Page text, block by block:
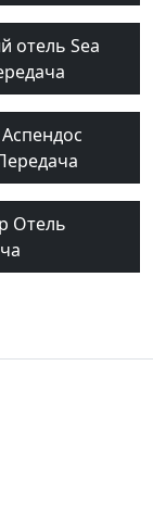
отель Sea
Отель